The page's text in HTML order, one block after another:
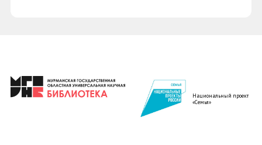
Национальный проект
«Семья»